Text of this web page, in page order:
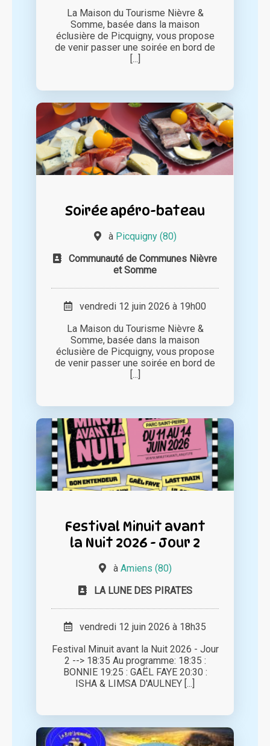
La Maison du Tourisme Nièvre &
Somme, basée dans la maison
éclusière de Picquigny, vous propose
de venir passer une soirée en bord de
[...]
Soirée apéro-bateau
à Picquigny (80)
Communauté de Communes Nièvre
et Somme
vendredi 12 juin 2026 à 19h00
La Maison du Tourisme Nièvre &
Somme, basée dans la maison
éclusière de Picquigny, vous propose
de venir passer une soirée en bord de
[...]
Festival Minuit avant
la Nuit 2026 - Jour 2
à Amiens (80)
LA LUNE DES PIRATES
vendredi 12 juin 2026 à 18h35
Festival Minuit avant la Nuit 2026 - Jour
2 --> 18:35 Au programme: 18:35 :
BONNIE 19:25 : GAËL FAYE 20:30 :
ISHA & LIMSA D'AULNEY [...]